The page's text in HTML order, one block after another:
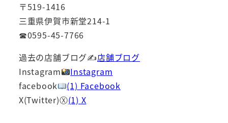
〒519-1416
三重県伊賀市新堂214-1
☎0595-45-7766
過去の店舗ブログ✍店舗ブログ
Instagram
Instagram
facebook
(1) Facebook
X(Twitter)Ⓧ(1) X